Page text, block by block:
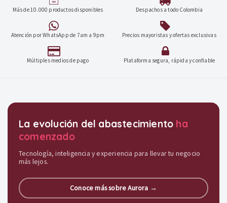
Más de 10.000 productos disponibles Despachos a todo Colombia
Atención por WhatsApp de 7am a 9pm Precios mayoristas y ofertas exclusivas
Múltiples medios de pago Plataforma segura, rápida y confiable
Destacados y soluciones
La evolución del abastecimiento ha
comenzado
Tecnología, inteligencia y experiencia para llevar tu negocio
más lejos.
Conoce más sobre Aurora →